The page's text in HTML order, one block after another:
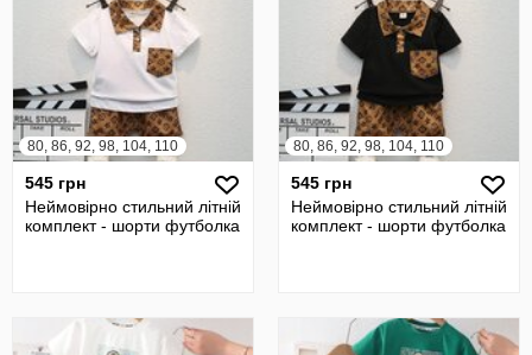
80, 86, 92, 98, 104, 110
545 грн
Неймовірно стильний літній
комплект - шорти футболка
80, 86, 92, 98, 104, 110
545 грн
Неймовірно стильний літній
комплект - шорти футболка